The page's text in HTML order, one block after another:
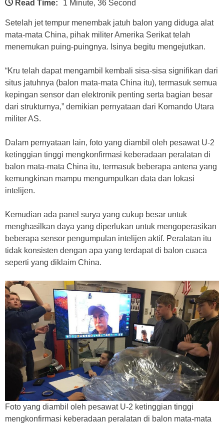
Read Time: 1 Minute, 36 Second
Setelah jet tempur menembak jatuh balon yang diduga alat
mata-mata China, pihak militer Amerika Serikat telah
menemukan puing-puingnya. Isinya begitu mengejutkan.
“Kru telah dapat mengambil kembali sisa-sisa signifikan dari
situs jatuhnya (balon mata-mata China itu), termasuk semua
kepingan sensor dan elektronik penting serta bagian besar
dari strukturnya,” demikian pernyataan dari Komando Utara
militer AS.
Dalam pernyataan lain, foto yang diambil oleh pesawat U-2
ketinggian tinggi mengkonfirmasi keberadaan peralatan di
balon mata-mata China itu, termasuk beberapa antena yang
kemungkinan mampu mengumpulkan data dan lokasi
intelijen.
Kemudian ada panel surya yang cukup besar untuk
menghasilkan daya yang diperlukan untuk mengoperasikan
beberapa sensor pengumpulan intelijen aktif. Peralatan itu
tidak konsisten dengan apa yang terdapat di balon cuaca
seperti yang diklaim China.
Foto yang diambil oleh pesawat U-2 ketinggian tinggi
mengkonfirmasi keberadaan peralatan di balon mata-mata